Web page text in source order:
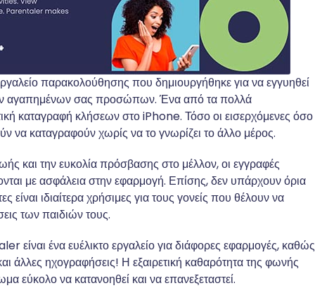
παρακολούθησης που δημιουργήθηκε για να εγγυηθεί
αγαπημένων σας προσώπων. Ένα από τα πολλά
καταγραφή κλήσεων στο iPhone. Τόσο οι εισερχόμενες όσο
να καταγραφούν χωρίς να το γνωρίζει το άλλο μέρος.
και την ευκολία πρόσβασης στο μέλλον, οι εγγραφές
με ασφάλεια στην εφαρμογή. Επίσης, δεν υπάρχουν όρια
είναι ιδιαίτερα χρήσιμες για τους γονείς που θέλουν να
των παιδιών τους.
είναι ένα ευέλικτο εργαλείο για διάφορες εφαρμογές, καθώς
άλλες ηχογραφήσεις! Η εξαιρετική καθαρότητα της φωνής
εύκολο να κατανοηθεί και να επανεξεταστεί.